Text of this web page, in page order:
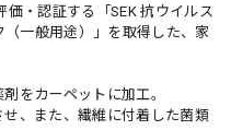
・認証する「SEK 抗ウイルス
一般用途）」を取得した、家
をカーペットに加工。
、また、繊維に付着した菌類